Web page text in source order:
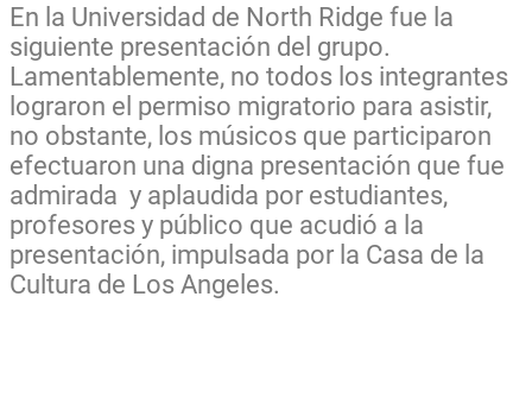
En la Universidad de North Ridge fue la
siguiente presentación del grupo.
Lamentablemente, no todos los integrantes
lograron el permiso migratorio para asistir,
no obstante, los músicos que participaron
efectuaron una digna presentación que fue
admirada y aplaudida por estudiantes,
profesores y público que acudió a la
presentación, impulsada por la Casa de la
Cultura de Los Angeles.